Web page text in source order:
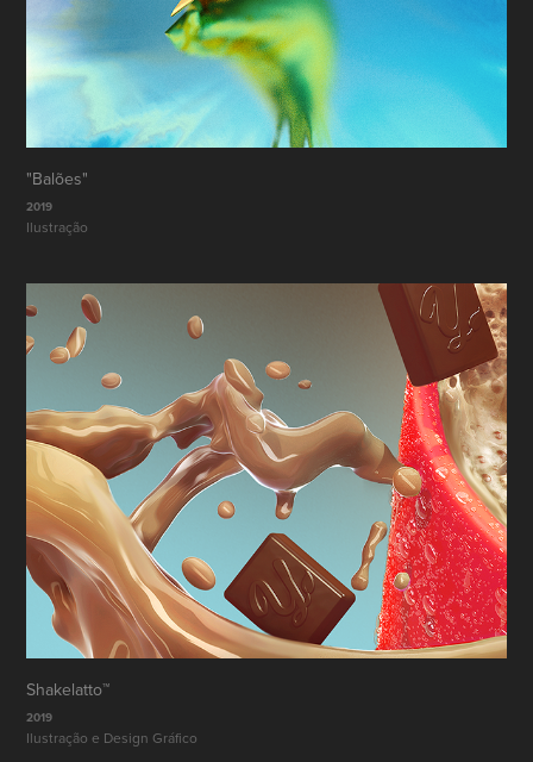
"Balões"
2019
Ilustração
Shakelatto™
2019
Ilustração e Design Gráfico